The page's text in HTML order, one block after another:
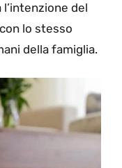
del
lo stesso
della famiglia.